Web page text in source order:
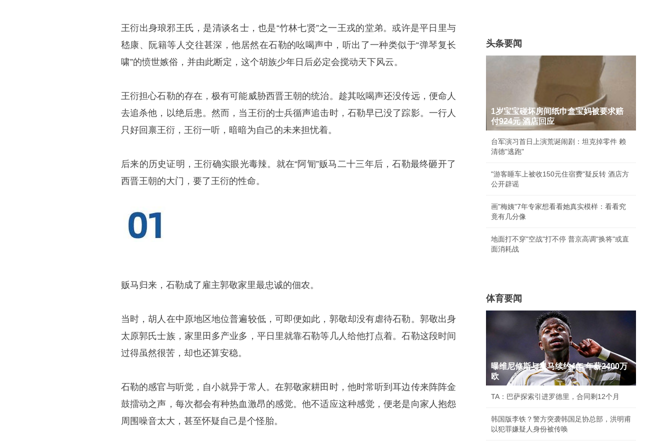
王衍出身琅邪王氏，是清谈名士，也是“竹林七贤”之一王戎的堂弟。或许是平日里与
嵇康、阮籍等人交往甚深，他居然在石勒的吆喝声中，听出了一种类似于“弹琴复长
啸”的愤世嫉俗，并由此断定，这个胡族少年日后必定会搅动天下风云。
王衍担心石勒的存在，极有可能威胁西晋王朝的统治。趁其吆喝声还没传远，便命人
去追杀他，以绝后患。然而，当王衍的士兵循声追击时，石勒早已没了踪影。一行人
只好回禀王衍，王衍一听，暗暗为自己的未来担忧着。
后来的历史证明，王衍确实眼光毒辣。就在“阿㔨”贩马二十三年后，石勒最终砸开了
西晋王朝的大门，要了王衍的性命。
贩马归来，石勒成了雇主郭敬家里最忠诚的佃农。
当时，胡人在中原地区地位普遍较低，可即便如此，郭敬却没有虐待石勒。郭敬出身
太原郭氏士族，家里田多产业多，平日里就靠石勒等几人给他打点着。石勒这段时间
过得虽然很苦，却也还算安稳。
石勒的感官与听觉，自小就异于常人。在郭敬家耕田时，他时常听到耳边传来阵阵金
鼓擂动之声，每次都会有种热血激昂的感觉。他不适应这种感觉，便老是向家人抱怨
周围噪音太大，甚至怀疑自己是个怪胎。
头条要闻
1岁宝宝碰坏房间纸巾盒宝妈被要求赔
付924元 酒店回应
台军演习首日上演荒诞闹剧：坦克掉零件 赖
清德"逃跑"
"游客睡车上被收150元住宿费"疑反转 酒店方
公开辟谣
画"梅姨"7年专家想看看她真实模样：看看究
竟有几分像
地面打不穿"空战"打不停 普京高调"换将"或直
面消耗战
体育要闻
曝维尼修斯与皇马续约4年 年薪2400万
欧
TA：巴萨探索引进罗德里，合同剩12个月
韩国版李铁？警方突袭韩国足协总部，洪明甫
以犯罪嫌疑人身份被传唤